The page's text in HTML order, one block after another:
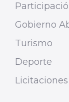
Gobierno
Turismo
Deporte
Licitaciones